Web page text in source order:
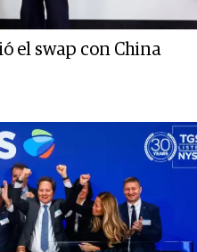
el swap con China